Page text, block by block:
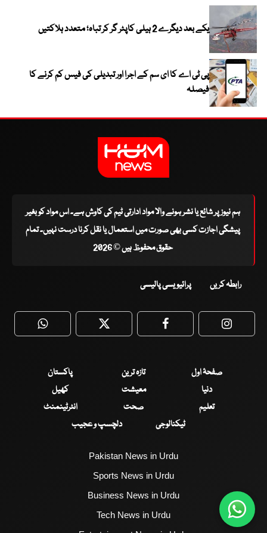
یکے بعد دیگرے 2 ہیلی کاپٹر گر کر تباہ؛ متعدد ہلاکتیں
پی ٹی اے کا ای سم کے اجرا اور تبدیلی کی فیس کم کرنے کا
فیصلہ
ہم نیوز پر شائع یا نشر ہونے والا مواد ادارتی ٹیم کی کاوش ہے۔ اس مواد کو بغیر
پیشگی اجازت کسی بھی صورت میں استعمال یا نقل کرنا درست نہیں۔ تمام
حقوق محفوظ ہیں © 2026
رابطہ کریں پرائیویسی پالیسی
WhatsApp Twitter Facebook
صفحۂ اول تازہ ترین
پاکستان
دنیا
معیشت
کھیل
تعلیم
صحت
انٹرٹینمنٹ
ٹیکنالوجی
دلچسپ و عجیب
Pakistan News in Urdu
Sports News in Urdu
Business News in Urdu
Tech News in Urdu